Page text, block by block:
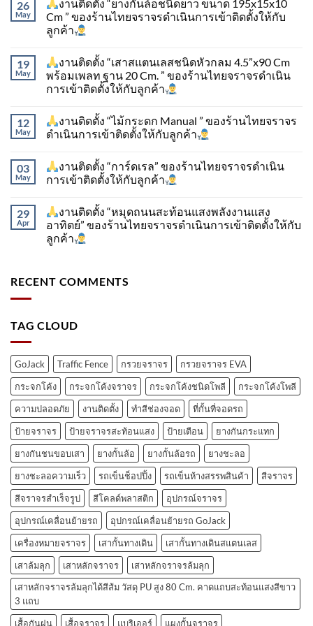
26
May
งานติดตั้ง “ยางกั้นล้อชนิดยาว ขนาด 195x15x10
Cm ” ของร้านไทยจราจรดำเนินการเข้าติดตั้ง​ให้กับ
ลูกค้า
19
May
งานติดตั้ง “เสาสแตนเลสชนิดหัวกลม 4.5”x90 Cm
พร้อมเพลท ฐาน 20 Cm. ” ของร้านไทยจราจรดำเนิน
การเข้าติดตั้ง​ให้กับลูกค้า
12
May
งานติดตั้ง “ไม้กระดก Manual ” ของร้านไทยจราจร
ดำเนินการเข้าติดตั้ง​ให้กับลูกค้า
03
May
งานติดตั้ง “การ์ดเรล” ของร้านไทยจราจรดำเนิน
การเข้าติดตั้ง​ให้กับลูกค้า
29
Apr
งานติดตั้ง “หมุดถนนสะท้อนแสงพลังงานแสง
อาทิตย์” ของร้านไทยจราจรดำเนินการเข้าติดตั้ง​ให้กับ
ลูกค้า
RECENT COMMENTS
TAG CLOUD
GoJack Traffic Fence กรวยจราจร
กรวยจราจร EVA
กระจกโค้ง
กระจกโค้งจราจร กระจกโค้งชนิดโพลี
กระจกโค้งโพลี
ความปลอดภัย
งานติดตั้ง ทำสีช่องจอด
ที่กั้นที่จอดรถ
ป้ายจราจร
ป้ายจราจรสะท้อนแสง ป้ายเตือน
ยางกันกระแทก
ยางกันชนขอบเสา
ยางกั้นล้อ ยางกั้นล้อรถ
ยางชะลอ
ยางชะลอความเร็ว
รถเข็นช็อปปิ้ง รถเข็นห้างสรรพสินค้า
สีจราจร
สีจราจรสำเร็จรูป
สีโคลด์พลาสติก
อุปกรณ์จราจร
อุปกรณ์เคลื่อนย้ายรถ
อุปกรณ์เคลื่อนย้ายรถ GoJack
เครื่องหมายจราจร
เสากั้นทางเดิน
เสากั้นทางเดินสแตนเลส
เสาล้มลุก
เสาหลักจราจร
เสาหลักจราจรล้มลุก
เสาหลักจราจรล้มลุกได้สีส้ม วัสดุ PU สูง 80 Cm. คาดแถบสะท้อนแสงสีขาว
3 แถบ
เสื้อกันฝน
เสื้อจราจร แบริเออร์ แผงกั้นจราจร